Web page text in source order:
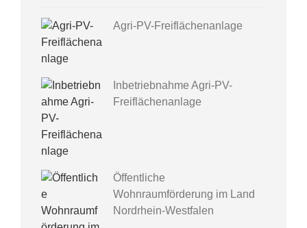
Agri-PV-Freiflächenanlage
Inbetriebnahme Agri-PV-
Freiflächenanlage
Öffentliche
Wohnraumförderung im Land
Nordrhein-Westfalen